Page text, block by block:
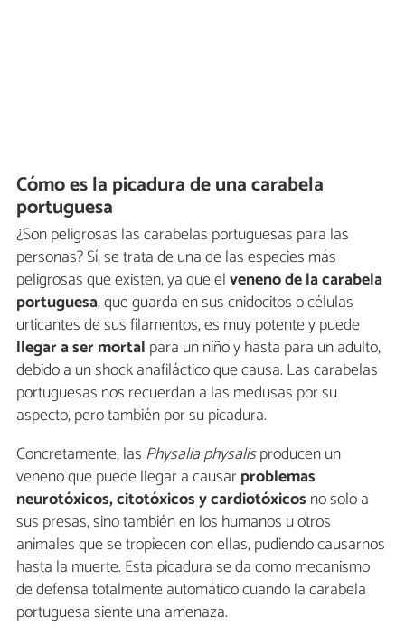
Cómo es la picadura de una carabela
portuguesa
¿Son peligrosas las carabelas portuguesas para las
personas? Sí, se trata de una de las especies más
peligrosas que existen, ya que elveneno de la carabela
portuguesa, que guarda en sus cnidocitos o células
urticantes de sus filamentos, es muy potente y puede
llegar a ser mortal para un niño y hasta para un adulto,
debido a un shock anafiláctico que causa. Las carabelas
portuguesas nos recuerdan a las medusas por su
aspecto, pero también por su picadura.
Concretamente, las Physalia physalisproducen un
veneno que puede llegar a causarproblemas
neurotóxicos, citotóxicos y cardiotóxicos no solo a
sus presas, sino también en los humanos u otros
animales que se tropiecen con ellas, pudiendo causarnos
hasta la muerte. Esta picadura se da como mecanismo
de defensa totalmente automático cuando la carabela
portuguesa siente una amenaza.